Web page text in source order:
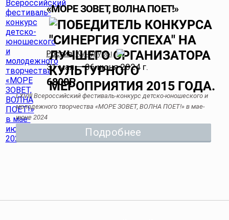
«МОРЕ ЗОВЕТ, ВОЛНА ПОЕТ!»
Россия,Кучугуры
31 мая — 06 июня 2024 г.
6800Р
LXVIII Всероссийский фестиваль-конкурс детско-юношеского и
молодежного творчества «МОРЕ ЗОВЕТ, ВОЛНА ПОЕТ!» в мае-
июне 2024
Подробнее